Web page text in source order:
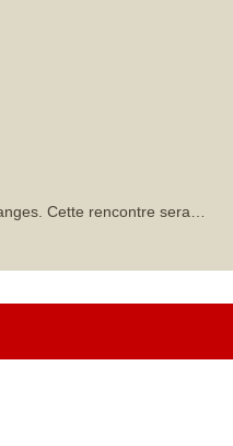
Cette rencontre sera…